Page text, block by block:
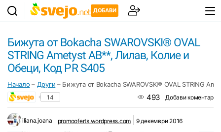
ДОБАВИ
Бижута от Bokacha SWAROVSKI® OVAL
STRING Ametyst АВ**, Лилав, Колие и
Обеци, Код PR S405
Начало – Други – Бижута от Bokacha SWAROVSKI® OVAL STRING
14 493 Добави коментар
iliana.joana promooferts.wordpress.com 9 декември 2016